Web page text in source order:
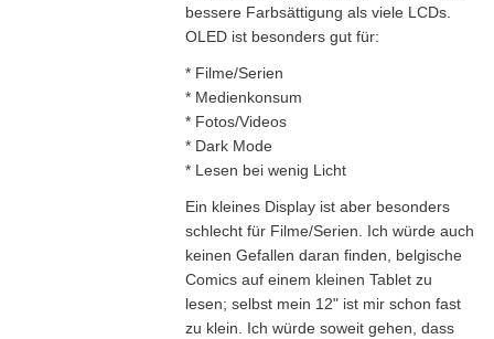
bessere Farbsättigung als viele LCDs.
OLED ist besonders gut für:
* Filme/Serien
* Medienkonsum
* Fotos/Videos
* Dark Mode
* Lesen bei wenig Licht
Ein kleines Display ist aber besonders
schlecht für Filme/Serien. Ich würde auch
keinen Gefallen daran finden, belgische
Comics auf einem kleinen Tablet zu
lesen; selbst mein 12" ist mir schon fast
zu klein. Ich würde soweit gehen, dass